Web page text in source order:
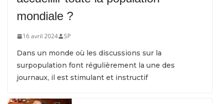
mondiale ?
16 avril 2024 SP
Dans un monde où les discussions sur la
surpopulation font régulièrement la une des
journaux, il est stimulant et instructif